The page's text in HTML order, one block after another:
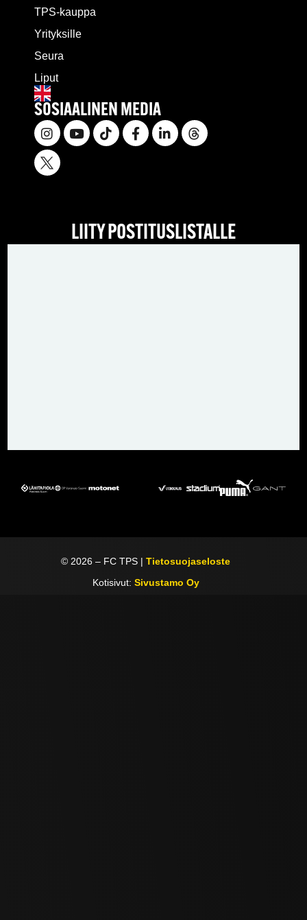
TPS-kauppa
Yrityksille
Seura
Liput
SOSIAALINEN MEDIA
LIITY POSTITUSLISTALLE
© 2026 – FC TPS |Tietosuojaseloste
Kotisivut: Sivustamo Oy